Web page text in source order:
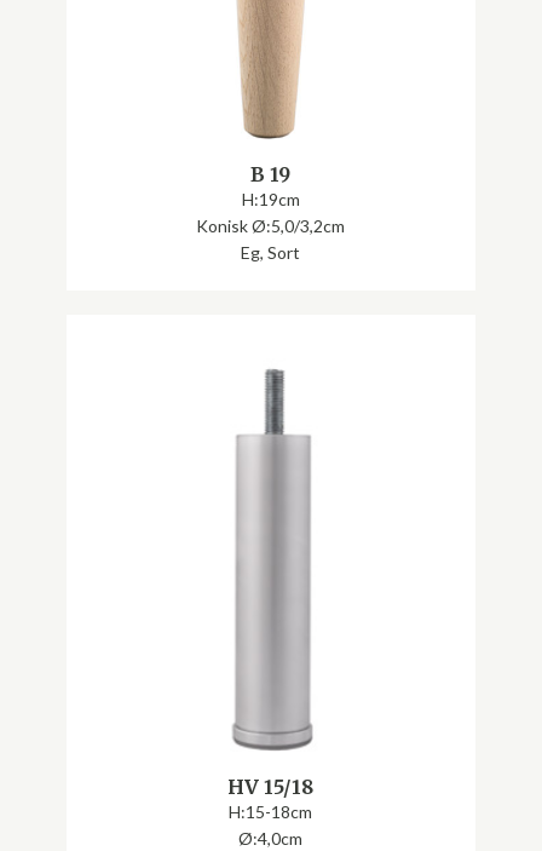
B 19
H:19cm
Konisk Ø:5,0/3,2cm
Eg, Sort
HV 15/18
H:15-18cm
Ø:4,0cm